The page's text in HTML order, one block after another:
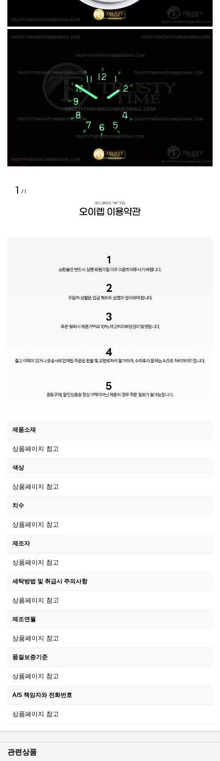
제품소재
상품페이지 참고
색상
상품페이지 참고
치수
상품페이지 참고
제조자
상품페이지 참고
세탁방법 및 취급시 주의사항
상품페이지 참고
제조연월
상품페이지 참고
품질보증기준
상품페이지 참고
A/S 책임자와 전화번호
상품페이지 참고
관련상품